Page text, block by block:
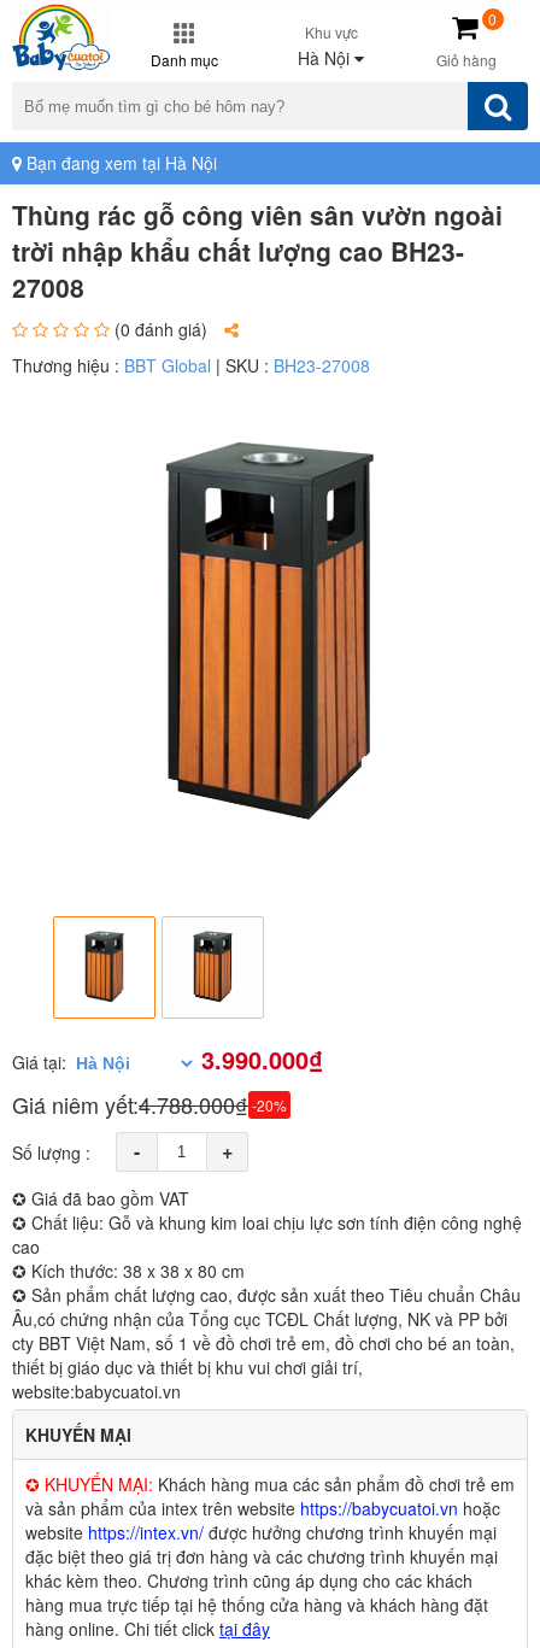
Danh mục
Khu vực
Hà Nội Giỏ hàng
0
Bạn đang xem tại Hà Nội
Thùng rác gỗ công viên sân vườn ngoài
trời nhập khẩu chất lượng cao BH23-
27008
(0 đánh giá)
Thương hiệu : BBT Global | SKU : BH23-27008
Giá tại: 3.990.000₫
Giá niêm yết:4.788.000₫-20%
Số lượng : - +
✪ Giá đã bao gồm VAT
✪ Chất liệu: Gỗ và khung kim loai chịu lực sơn tính điện công nghệ
cao
✪ Kích thước: 38 x 38 x 80 cm
✪ Sản phẩm chất lượng cao, được sản xuất theo Tiêu chuẩn Châu
Âu,có chứng nhận của Tổng cục TCĐL Chất lượng, NK và PP bởi
cty BBT Việt Nam, số 1 về đồ chơi trẻ em, đồ chơi cho bé an toàn,
thiết bị giáo dục và thiết bị khu vui chơi giải trí,
website:babycuatoi.vn
KHUYẾN MẠI
✪ KHUYẾN MẠI: Khách hàng mua các sản phẩm đồ chơi trẻ em
và sản phẩm của intex trên website https://babycuatoi.vn hoặc
website https://intex.vn/ được hưởng chương trình khuyến mại
đặc biệt theo giá trị đơn hàng và các chương trình khuyến mại
khác kèm theo. Chương trình cũng áp dụng cho các khách
hàng mua trực tiếp tại hệ thống cửa hàng và khách hàng đặt
hàng online. Chi tiết click tại đây